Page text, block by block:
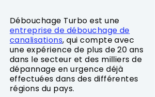
Débouchage Turbo est une
entreprise de débouchage de
canalisations, qui compte avec
une expérience de plus de 20 ans
dans le secteur et des milliers de
dépannage en urgence déjà
effectuées dans des différentes
régions du pays.